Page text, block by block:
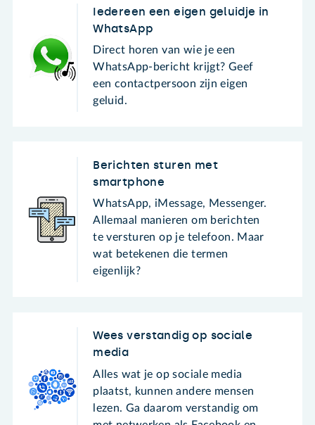
Iedereen een eigen geluidje in
WhatsApp
Direct horen van wie je een
WhatsApp-bericht krijgt? Geef
een contactpersoon zijn eigen
geluid.
Berichten sturen met
smartphone
WhatsApp, iMessage, Messenger.
Allemaal manieren om berichten
te versturen op je telefoon. Maar
wat betekenen die termen
eigenlijk?
Wees verstandig op sociale
media
Alles wat je op sociale media
plaatst, kunnen andere mensen
lezen. Ga daarom verstandig om